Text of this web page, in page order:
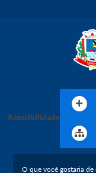
Acessibilidade